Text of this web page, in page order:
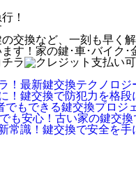
交換など、一刻も早く
す！家の鍵･車･バイク
！最新鍵交換テクノロジ
！鍵交換で防犯力を格段
でもできる鍵交換プロジ
も安心！古い家の鍵交
常識！鍵交換で安全を手